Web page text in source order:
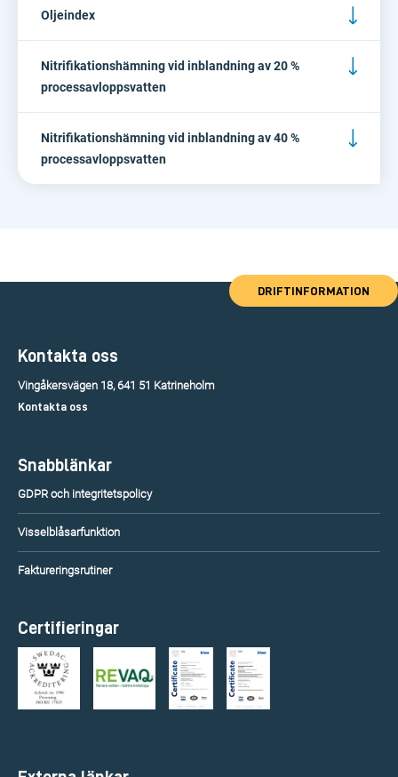
Oljeindex
Nitrifikationshämning vid inblandning av 20 %
processavloppsvatten
Nitrifikationshämning vid inblandning av 40 %
processavloppsvatten
DRIFTINFORMATION
Kontakta oss
Vingåkersvägen 18, 641 51 Katrineholm
Kontakta oss
Snabblänkar
GDPR och integritetspolicy
Visselblåsarfunktion
Faktureringsrutiner
Certifieringar